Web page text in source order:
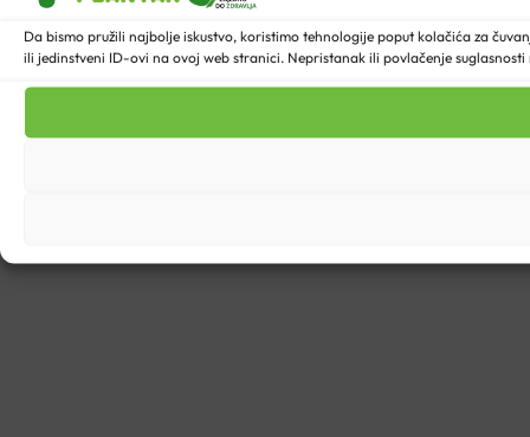
Da bismo pružili najbolje iskustvo, koristimo tehnologije poput kolačića za
ili jedinstveni ID-ovi na ovoj web stranici. Nepristanak ili povlačenje